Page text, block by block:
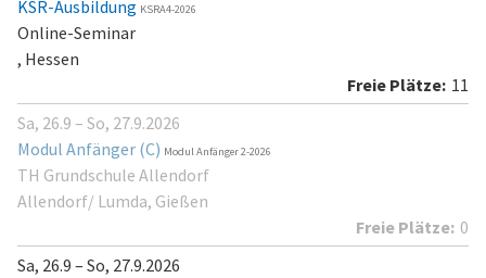
KSR-Ausbildung KSRA4-2026
Online-Seminar
, Hessen
11
Sa, 26.9 – So, 27.9.2026
Modul Anfänger (C) Modul Anfänger 2-2026
TH Grundschule Allendorf
Allendorf/ Lumda, Gießen
0
Sa, 26.9 – So, 27.9.2026